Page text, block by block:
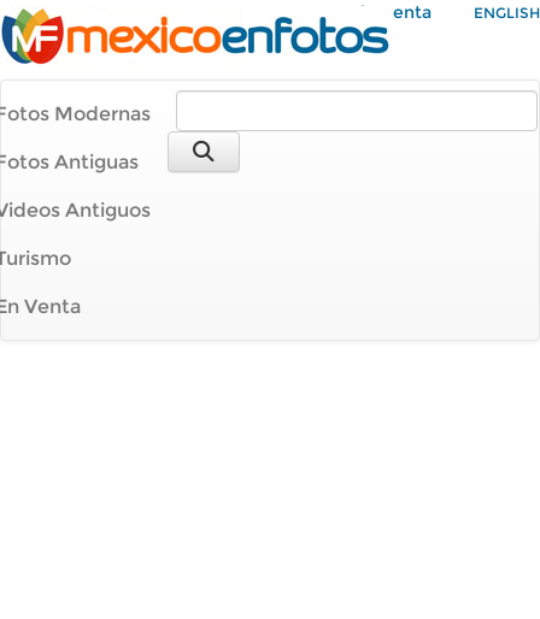
Mi Cuenta ENGLISH
Modernas
Antiguas
Antiguos
Venta